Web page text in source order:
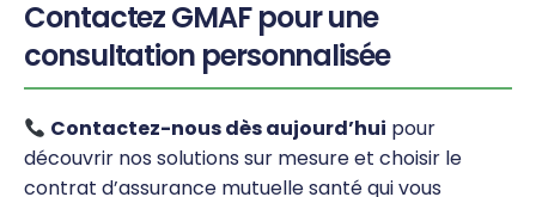
Contactez GMAF pour une
consultation personnalisée
Contactez-nous dès aujourd’hui pour
découvrir nos solutions sur mesure et choisir le
contrat d’assurance mutuelle santé qui vous